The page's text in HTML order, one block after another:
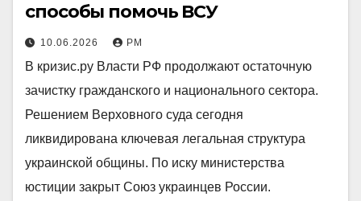
способы помочь ВСУ
10.06.2026 РМ
В кризис.ру Власти РФ продолжают остаточную
зачистку гражданского и национального сектора.
Решением Верховного суда сегодня
ликвидирована ключевая легальная структура
украинской общины. По иску министерства
юстиции закрыт Союз украинцев России.